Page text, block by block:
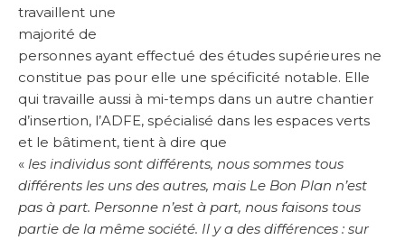
travaillent une
majorité de
personnes ayant effectué des études supérieures ne
constitue pas pour elle une spécificité notable. Elle
qui travaille aussi à mi-temps dans un autre chantier
d’insertion, l’ADFE, spécialisé dans les espaces verts
et le bâtiment, tient à dire que
« les individus sont différents, nous sommes tous
différents les uns des autres, mais Le Bon Plan n’est
pas à part. Personne n’est à part, nous faisons tous
partie de la même société. Il y a des différences : sur